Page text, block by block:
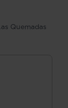
Quemadas